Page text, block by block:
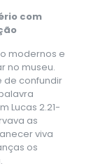
com
modernos e
no museu.
de confundir
Lucas 2.21-
as
viva
os